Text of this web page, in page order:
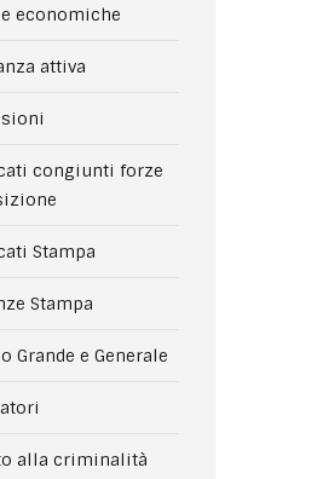
economiche
attiva
congiunti forze
Stampa
Stampa
Grande e Generale
alla criminalità